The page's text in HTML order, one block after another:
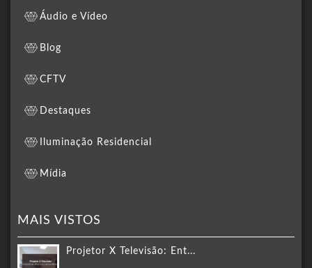
Áudio e Vídeo
Blog
CFTV
Destaques
Iluminação Residencial
Mídia
MAIS VISTOS
Projetor X Televisão: Ent...